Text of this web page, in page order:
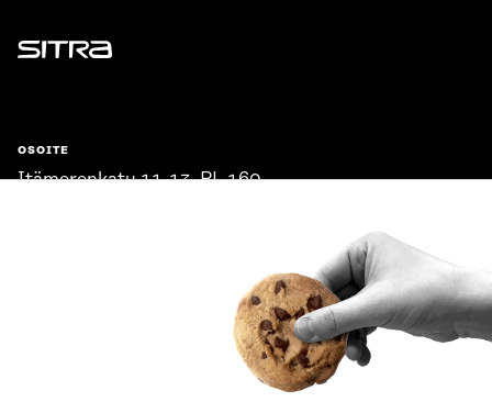
Sitra
OSOITE
Itämerenkatu 11-13, PL 160,